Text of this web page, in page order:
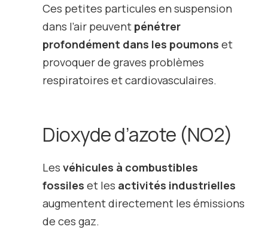
Ces petites particules en suspension
dans l’air peuvent pénétrer
profondément dans les poumons et
provoquer de graves problèmes
respiratoires et cardiovasculaires.
Dioxyde d’azote (NO2)
Lesvéhicules à combustibles
fossiles et les activités industrielles
augmentent directement les émissions
de ces gaz.